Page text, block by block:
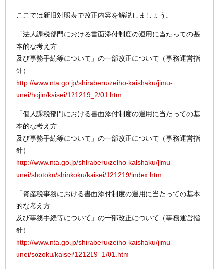
ここでは新旧対照表で改正内容を解説しましょう。
「法人課税部門における書面添付制度の運用に当たっての基
本的な考え方
及び事務手続等について」の一部改正について（事務運営指
針）
http://www.nta.go.jp/shiraberu/zeiho-kaishaku/jimu-
unei/hojin/kaisei/121219_2/01.htm
「個人課税部門における書面添付制度の運用に当たっての基
本的な考え方
及び事務手続等について」の一部改正について（事務運営指
針）
http://www.nta.go.jp/shiraberu/zeiho-kaishaku/jimu-
unei/shotoku/shinkoku/kaisei/121219/index.htm
「資産税事務における書面添付制度の運用に当たっての基本
的な考え方
及び事務手続等について」の一部改正について（事務運営指
針）
http://www.nta.go.jp/shiraberu/zeiho-kaishaku/jimu-
unei/sozoku/kaisei/121219_1/01.htm